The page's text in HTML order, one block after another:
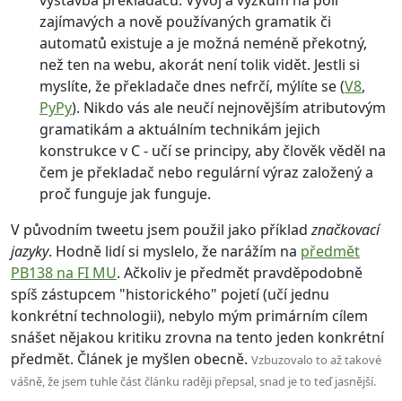
zajímavých a nově používaných gramatik či
automatů existuje a je možná neméně překotný,
než ten na webu, akorát není tolik vidět. Jestli si
myslíte, že překladače dnes nefrčí, mýlíte se (V8,
PyPy). Nikdo vás ale neučí nejnovějším atributovým
gramatikám a aktuálním technikám jejich
konstrukce v C - učí se principy, aby člověk věděl na
čem je překladač nebo regulární výraz založený a
proč funguje jak funguje.
V původním tweetu jsem použil jako příkladznačkovací
jazyky. Hodně lidí si myslelo, že narážím na předmět
PB138‬ na FI MU. Ačkoliv je předmět pravděpodobně
spíš zástupcem "historického" pojetí (učí jednu
konkrétní technologii), nebylo mým primárním cílem
snášet nějakou kritiku zrovna na tento jeden konkrétní
předmět. Článek je myšlen obecně. Vzbuzovalo to až takové
vášně, že jsem tuhle část článku raději přepsal, snad je to teď jasnější.